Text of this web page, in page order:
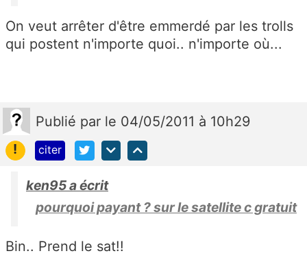
On veut arrêter d'être emmerdé par les trolls
qui postent n'importe quoi.. n'importe où...
Publié par le 04/05/2011 à 10h29
!
citer
ken95 a écrit
pourquoi payant ? sur le satellite c gratuit
Bin.. Prend le sat!!